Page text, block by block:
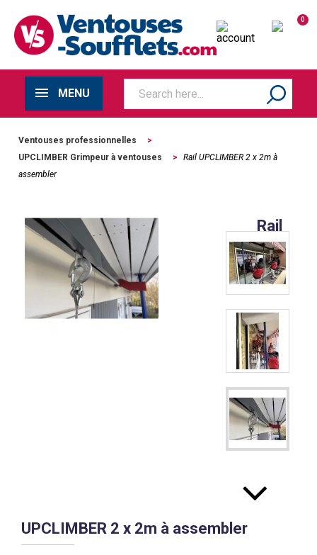
0
MENU
Ventouses professionnelles
>
UPCLIMBER Grimpeur à ventouses
>
Rail UPCLIMBER 2 x 2m à
assembler
Rail
UPCLIMBER 2 x 2m à assembler